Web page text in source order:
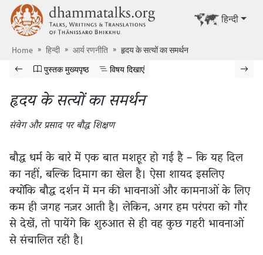
मूलपाठ पर जाएँ dhammatalks.org
अन्य भाषा
हिन्दी
Home हिन्दी आर्य रणनीति हृदय के सत्यों का समर्थन
पुस्तक में झांकें
पिछला पृष्ठपुस्तक के मुख्यपृष्ठ पर जाएं
पुस्तक मुख्यपृष्ठ विषय सूची दिखाएं
विषय दिखाएं
हृदय के सत्यों का समर्थन
संवेग और प्रसाद पर बौद्ध शिक्षण
बौद्ध धर्म के बारे में एक बात मशहूर हो गई है – कि यह दिल
का नहीं, बल्कि दिमाग का खेल है। ऐसा शायद इसलिए
क्योंकि बौद्ध दर्शन में मन की भावनाओं और कामनाओं के लिए
कम ही जगह नज़र आती है। लेकिन, अगर हम परंपरा को गौर
से देखें, तो पायेंगे कि शुरुआत से ही वह कुछ गहरी भावनाओं
से संचालित रही है।